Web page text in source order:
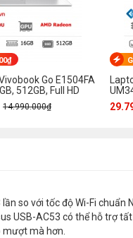
Go E1504FA
512GB, Full HD
14.990.000₫
3K
so với tốc độ Wi-Fi chuẩn
USB-AC53 có thể hỗ trợ
mà hơn.